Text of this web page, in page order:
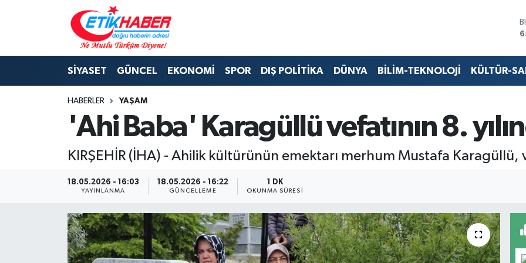
SİYASET GÜNCEL EKONOMİ SPOR DIŞ POLİTİKA DÜNYA BİLİM-TEKNOLOJİ KÜLTÜR-
HABERLER YAŞAM
'Ahi Baba' Karagüllü vefatının 8.
KIRŞEHİR (İHA) - Ahilik kültürünün emektarı merhum Mustafa Karagüllü,
18.05.2026 - 16:03
YAYINLANMA
18.05.2026 - 16:22
GÜNCELLEME
1 DK
OKUNMA SÜRESI
BİLİM-TEKNOLOJİ
DIŞ POLİTİKA
EĞİTİM GENÇLİK
KÖŞE YAZILARI
KÜLTÜR-SANAT-MAGAZİN
Nöbetçi Eczaneler
Hava Durumu
İstanbul Namaz Vakitleri
Trafik Durumu
Süper Lig Puan Durumu ve Fikstür
Tüm Manşetler
Son Dakika Haberleri
Haber Arşivi